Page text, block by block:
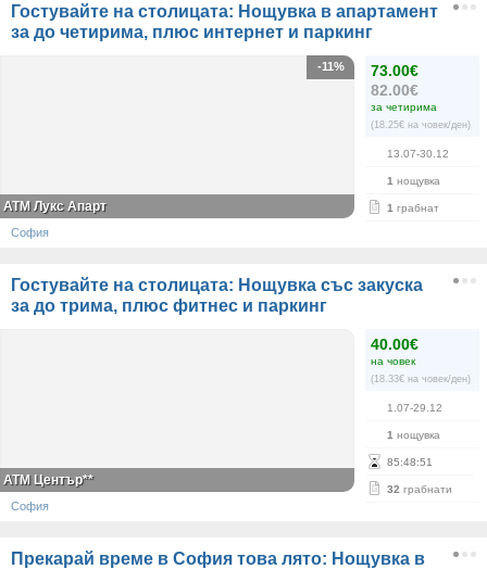
Гостувайте на столицата: Нощувка в апартамент
за до четирима, плюс интернет и паркинг
73.00€
82.00€
за четирима
(18.25€ на човек/ден)
13.07-30.12
1 нощувка
1 грабнат
-11%
АТМ Лукс Апарт
София
Гостувайте на столицата: Нощувка със закуска
за до трима, плюс фитнес и паркинг
40.00€
на човек
(18.33€ на човек/ден)
1.07-29.12
1 нощувка
85:48:50
32 грабнати
АТМ Център**
София
Прекарай време в София това лято: Нощувка в